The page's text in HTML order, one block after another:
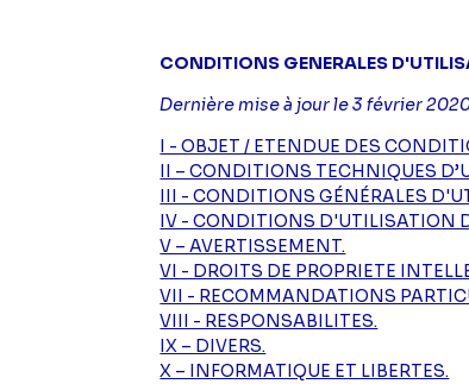
CONDITIONS GENERALES
Dernière mise à jour le 3 février
I - OBJET / ETENDUE DES
II – CONDITIONS TECHNIQUES
III - CONDITIONS GÉNÉRALES
IV - CONDITIONS D'UTILISATION
V – AVERTISSEMENT.
VI - DROITS DE PROPRIETE
VII - RECOMMANDATIONS
VIII - RESPONSABILITES.
IX – DIVERS.
X – INFORMATIQUE ET LIBERTES.